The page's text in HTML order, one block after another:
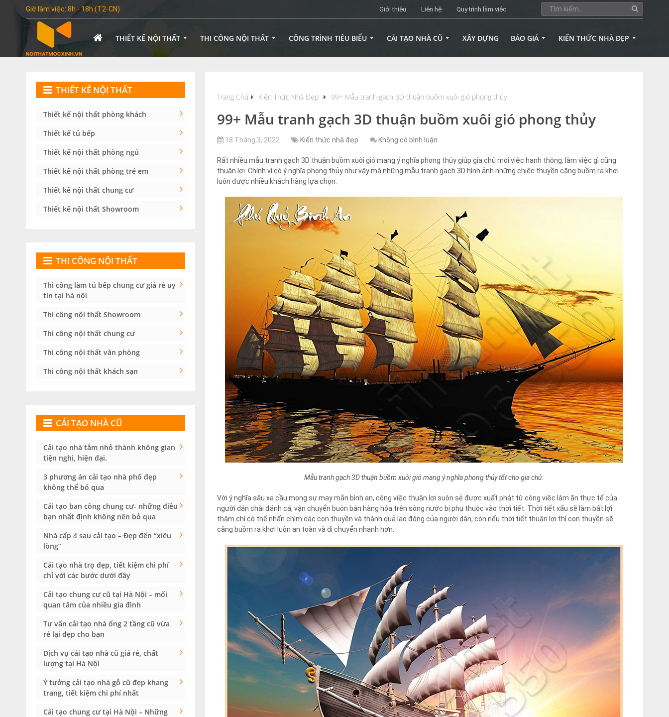
Giờ làm việc: 8h - 18h (T2-CN) Giới thiệu Liên hệ Quy trình làm việc
THIẾT KẾ NỘI THẤT THI CÔNG NỘI THẤT CÔNG TRÌNH TIÊU BIỂU CẢI TẠO NHÀ CŨ XÂY DỰNG BÁO GIÁ KIẾN THỨC NHÀ ĐẸP
Trang Chủ Kiến Thức Nhà Đẹp 99+ Mẫu tranh gạch 3D thuận buồm xuôi gió phong thủy
99+ Mẫu tranh gạch 3D thuận buồm xuôi gió phong thủy
18 Tháng 3, 2022 Kiến thức nhà đẹp Không có bình luận
Rất nhiều mẫu tranh gạch 3D thuận buồm xuôi gió mang ý nghĩa phong thủy giúp gia chủ mọi việc hanh thông, làm việc gì cũng
thuận lợi. Chính vì có ý nghĩa phong thủy như vậy mà những mẫu tranh gạch 3D hình ảnh những chiêc thuyền căng buồm ra khơi
luôn được nhiều khách hàng lựa chọn.
Mẫu tranh gạch 3D thuận buồm xuôi gió mang ý nghĩa phong thủy tốt cho gia chủ.
Với ý nghĩa sâu xa cầu mong sự may mắn bình an, công việc thuận lợi suôn sẻ được xuất phát từ công việc làm ăn thực tế của
người dân chài đánh cá, vận chuyển buôn bán hàng hóa trên sông nước bị phụ thuộc vào thời tiết. Thời tiết xấu sẽ làm bất lợi
thậm chí có thể nhấn chìm các con thuyền và thành quả lao động của người dân, còn nếu thời tiết thuận lợi thì con thuyền sẽ
căng buồm ra khơi luôn an toàn và di chuyển nhanh hơn.
THIẾT KẾ NỘI THẤT
Thiết kế nội thất phòng khách
Thiết kế tủ bếp
Thiết kế nội thất phòng ngủ
Thiết kế nội thất phòng trẻ em
Thiết kế nội thất chung cư
Thiết kế nội thất Showroom
THI CÔNG NỘI THẤT
Thi công làm tủ bếp chung cư giá rẻ uy
tín tại hà nội
Thi công nội thất Showroom
Thi công nội thất chung cư
Thi công nội thất văn phòng
Thi công nội thất khách sạn
CẢI TẠO NHÀ CŨ
Cải tạo nhà tắm nhỏ thành không gian
tiện nghi, hiện đại.
3 phương án cải tạo nhà phố đẹp
không thể bỏ qua
Cải tạo ban công chung cư- những điều
bạn nhất định không nên bỏ qua
Nhà cấp 4 sau cải tạo – Đẹp đến “xiêu
lòng”
Cải tạo nhà trọ đẹp, tiết kiệm chi phí
chỉ với các bước dưới đây
Cải tạo chung cư cũ tại Hà Nội – mối
quan tâm của nhiều gia đình
Tư vấn cải tạo nhà ống 2 tầng cũ vừa
rẻ lại đẹp cho bạn
Dịch vụ cải tạo nhà cũ giá rẻ, chất
lượng tại Hà Nội
Ý tưởng cải tạo nhà gỗ cũ đẹp khang
trang, tiết kiệm chi phí nhất
Cải tạo chung cư tại Hà Nội – Những